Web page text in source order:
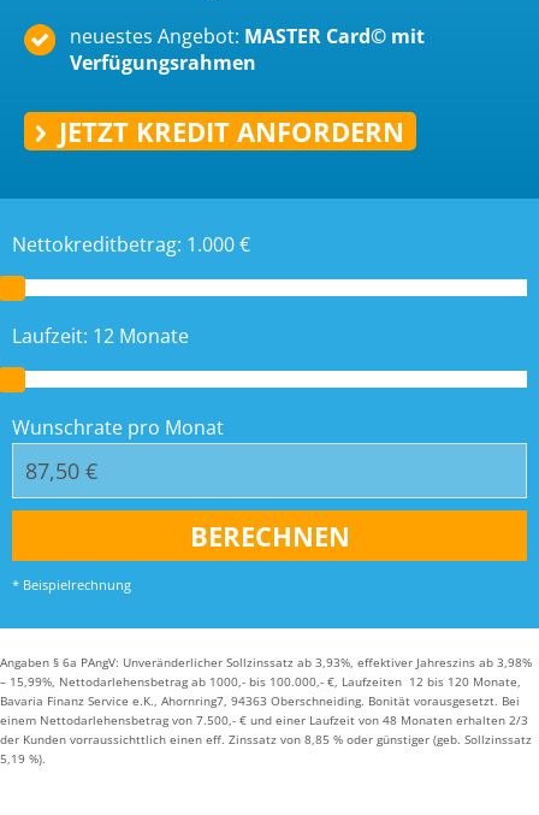
neuestes Angebot: MASTER Card© mit
Verfügungsrahmen
JETZT KREDIT ANFORDERN
Nettokreditbetrag: 1.000€
Laufzeit: 12 Monate
Wunschrate pro Monat
* Beispielrechnung
Angaben § 6a PAngV: Unveränderlicher Sollzinssatz ab 3,93%, effektiver Jahreszins ab 3,98%
– 15,99%, Nettodarlehensbetrag ab 1000,- bis 100.000,- €, Laufzeiten 12 bis 120 Monate,
Bavaria Finanz Service e.K., Ahornring7, 94363 Oberschneiding. Bonität vorausgesetzt. Bei
einem Nettodarlehensbetrag von 7.500,- € und einer Laufzeit von 48 Monaten erhalten 2/3
der Kunden vorraussichttlich einen eff. Zinssatz von 8,85 % oder günstiger (geb. Sollzinssatz
5,19 %).